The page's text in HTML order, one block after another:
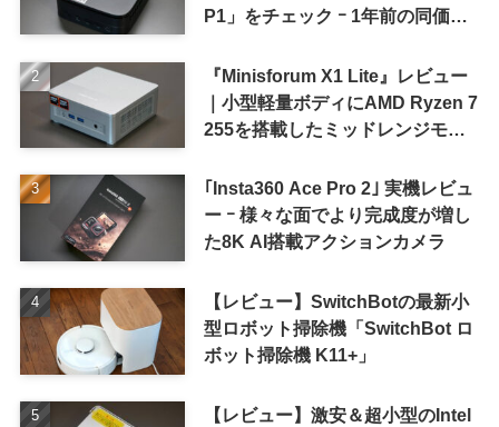
P1」をチェック ｰ 1年前の同価格
『Minisforum X1 Lite』レビュー
｜小型軽量ボディにAMD Ryzen 7
255を搭載したミッドレンジモデ
｢Insta360 Ace Pro 2｣ 実機レビュ
ー ｰ 様々な面でより完成度が増し
た8K AI搭載アクションカメラ
【レビュー】SwitchBotの最新小
型ロボット掃除機「SwitchBot ロ
ボット掃除機 K11+」
【レビュー】激安＆超小型のIntel